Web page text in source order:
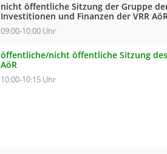
nicht öffentliche Sitzung der Gruppe
Investitionen und Finanzen der VRR
09:00-10:00 Uhr
öffentliche/nicht öffentliche Sitzung
AöR
10:00-10:15 Uhr